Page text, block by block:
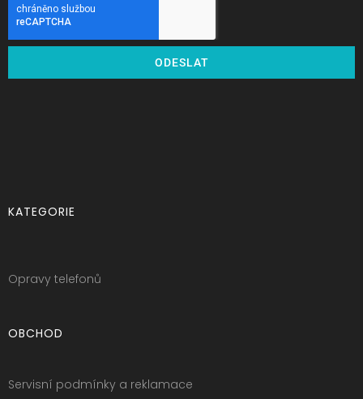
ODESLAT
KATEGORIE
Opravy telefonů
OBCHOD
Servisní podmínky a reklamace